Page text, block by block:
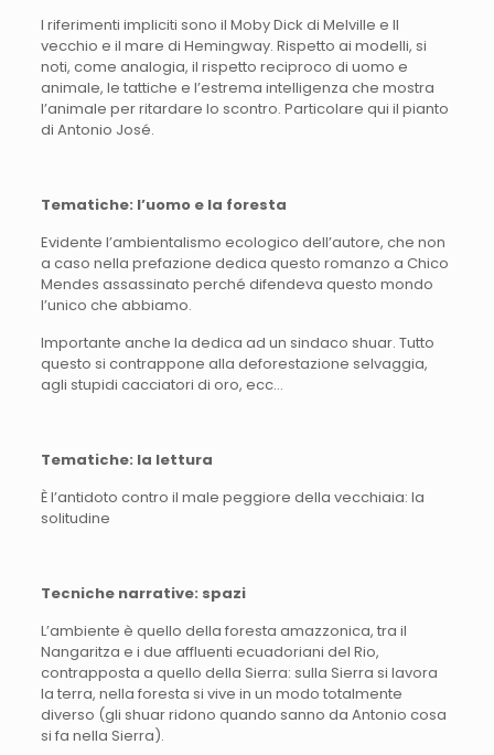
I riferimenti impliciti sono il Moby Dick di Melville e Il
vecchio e il mare di Hemingway. Rispetto ai modelli, si
noti, come analogia, il rispetto reciproco di uomo e
animale, le tattiche e l’estrema intelligenza che mostra
l’animale per ritardare lo scontro. Particolare qui il pianto
di Antonio José.
Tematiche: l’uomo e la foresta
Evidente l’ambientalismo ecologico dell’autore, che non
a caso nella prefazione dedica questo romanzo a Chico
Mendes assassinato perché difendeva questo mondo
l’unico che abbiamo.
Importante anche la dedica ad un sindaco shuar. Tutto
questo si contrappone alla deforestazione selvaggia,
agli stupidi cacciatori di oro, ecc…
Tematiche: la lettura
È l’antidoto contro il male peggiore della vecchiaia: la
solitudine
Tecniche narrative: spazi
L’ambiente è quello della foresta amazzonica, tra il
Nangaritza e i due affluenti ecuadoriani del Rio,
contrapposta a quello della Sierra: sulla Sierra si lavora
la terra, nella foresta si vive in un modo totalmente
diverso (gli shuar ridono quando sanno da Antonio cosa
si fa nella Sierra).